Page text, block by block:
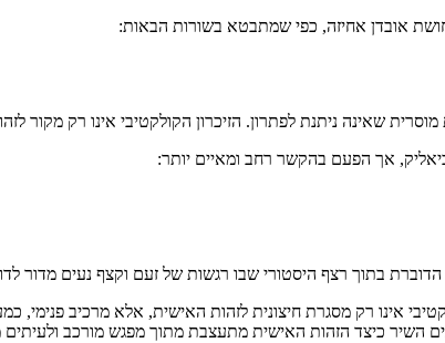
אובדן אחיזה, כפי שמתבטא בשורות הבאות:
שאינה ניתנת לפתרון. הזיכרון הקולקטיבי אינו רק מקור
אך הפעם בהקשר רחב ומאיים יותר:
הדוברת בתוך רצף היסטורי שבו רגשות של זעם וקצף נעים
אינו רק מסגרת חיצונית לזהות האישית, אלא מרכיב פנימי,
השיר כיצד הזהות האישית מתעצבת מתוך מפגש מורכב